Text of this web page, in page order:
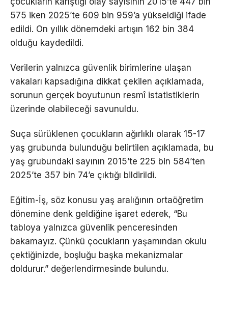
575 iken 2025’te 609 bin 959’a yükseldiği ifade
edildi. On yıllık dönemdeki artışın 162 bin 384
olduğu kaydedildi.
Verilerin yalnızca güvenlik birimlerine ulaşan
vakaları kapsadığına dikkat çekilen açıklamada,
sorunun gerçek boyutunun resmî istatistiklerin
üzerinde olabileceği savunuldu.
Suça sürüklenen çocukların ağırlıklı olarak 15-17
yaş grubunda bulunduğu belirtilen açıklamada, bu
yaş grubundaki sayının 2015’te 225 bin 584’ten
2025’te 357 bin 74’e çıktığı bildirildi.
Eğitim-İş, söz konusu yaş aralığının ortaöğretim
dönemine denk geldiğine işaret ederek, “Bu
tabloya yalnızca güvenlik penceresinden
bakamayız. Çünkü çocukların yaşamından okulu
çektiğinizde, boşluğu başka mekanizmalar
doldurur.” değerlendirmesinde bulundu.